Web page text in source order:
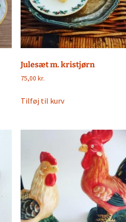
Julesæt m. kristjørn
75,00 kr.
Tilføj til kurv